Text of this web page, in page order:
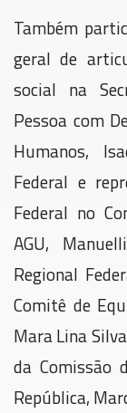
Também
geral de
social na
Pessoa com
Humanos,
Federal e
Federal no
AGU,
Regional
Comitê de
Mara Lina
da Comissão
República,